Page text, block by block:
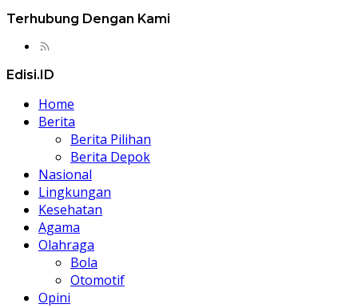
Terhubung Dengan Kami
Edisi.ID
Home
Berita
Berita Pilihan
Berita Depok
Nasional
Lingkungan
Kesehatan
Agama
Olahraga
Bola
Otomotif
Opini